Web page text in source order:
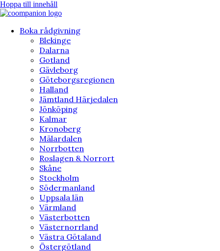
Hoppa till innehåll
Boka rådgivning
Blekinge
Dalarna
Gotland
Gävleborg
Göteborgsregionen
Halland
Jämtland Härjedalen
Jönköping
Kalmar
Kronoberg
Mälardalen
Norrbotten
Roslagen & Norrort
Skåne
Stockholm
Södermanland
Uppsala län
Värmland
Västerbotten
Västernorrland
Västra Götaland
Östergötland